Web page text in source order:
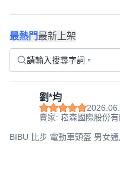
最熱門最新上架
劉*均
賣家: 崧森國際股份有
BIBU 比步 電動車頭盔 男女